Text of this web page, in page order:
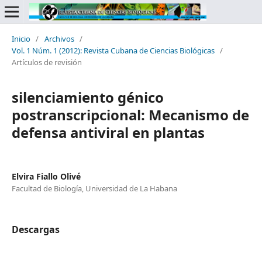
Inicio / Archivos /
Vol. 1 Núm. 1 (2012): Revista Cubana de Ciencias Biológicas /
Artículos de revisión
silenciamiento génico
postranscripcional: Mecanismo de
defensa antiviral en plantas
Elvira Fiallo Olivé
Facultad de Biología, Universidad de La Habana
Descargas